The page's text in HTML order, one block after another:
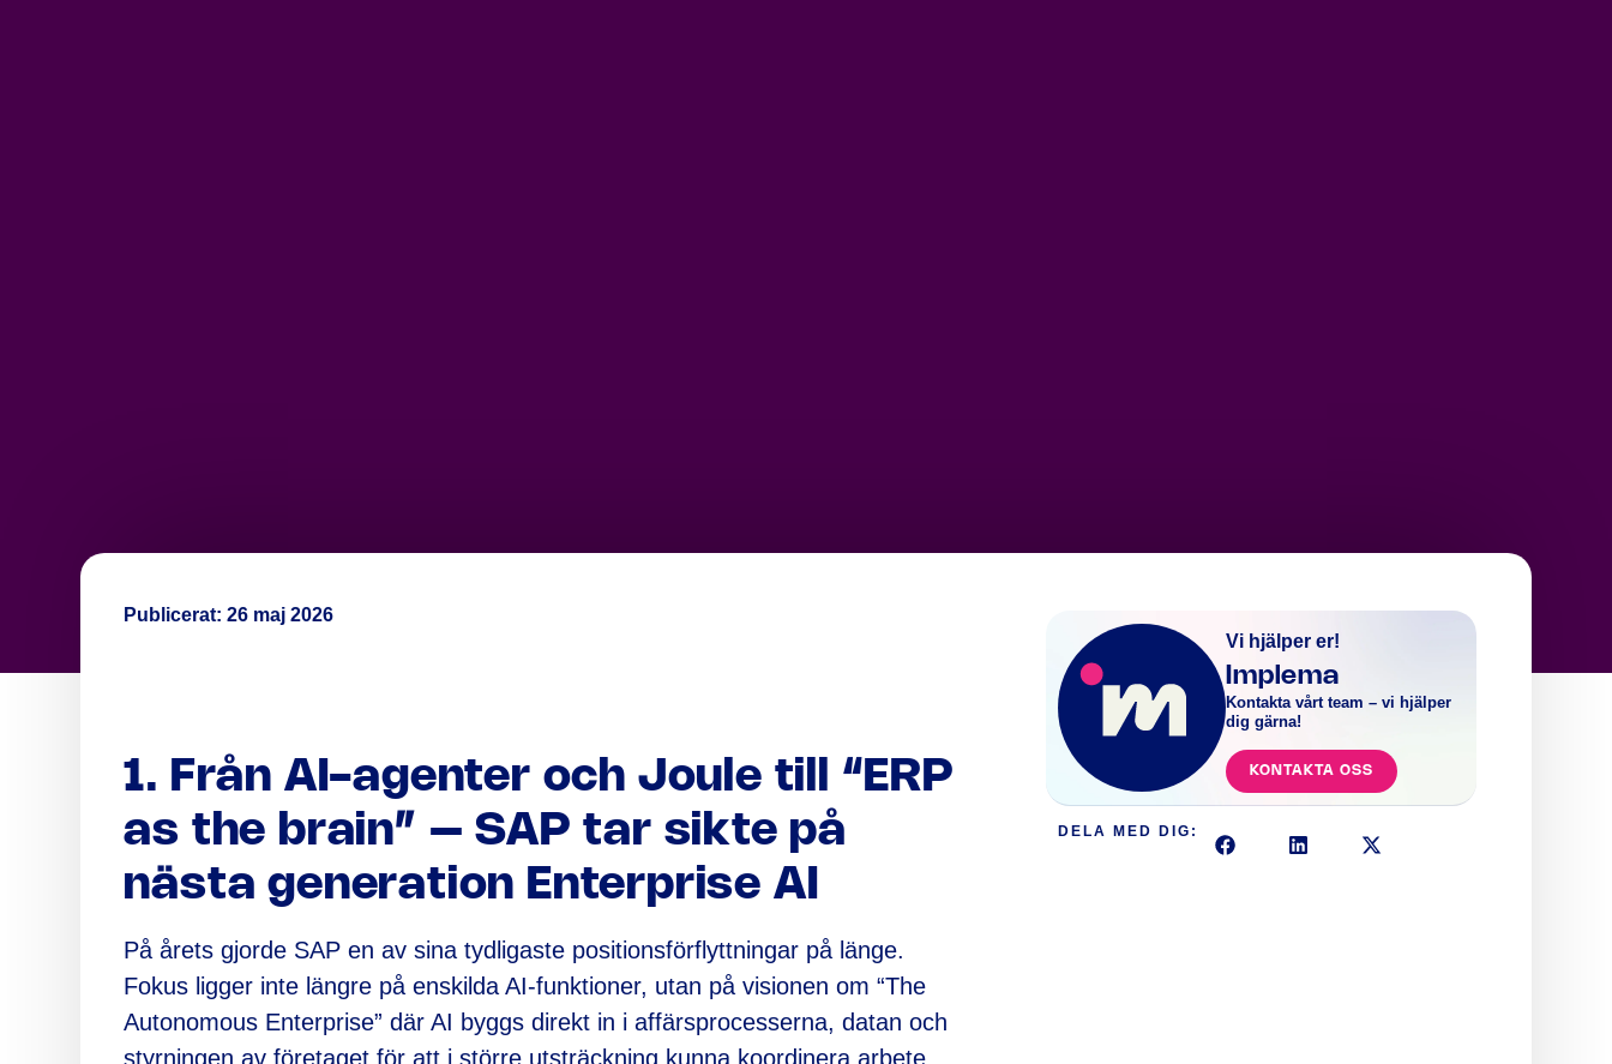
Publicerat:26 maj 2026
1. Från AI-agenter och Joule till “ERP
as the brain” – SAP tar sikte på
nästa generation Enterprise AI
På årets gjorde SAP en av sina tydligaste positionsförflyttningar på länge.
Fokus ligger inte längre på enskilda AI-funktioner, utan på visionen om “The
Autonomous Enterprise” där AI byggs direkt in i affärsprocesserna, datan och
styrningen av företaget för att i större utsträckning kunna koordinera arbete,
Vi hjälper er!
Implema
Kontakta vårt team – vi hjälper
dig gärna!
KONTAKTA OSS
DELA MED DIG: